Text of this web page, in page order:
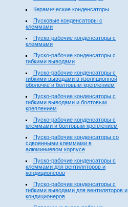
Керамические конденсаторы
Пусковые конденсаторы с
клеммами
Пуско-рабочие конденсаторы с
клеммами
Пуско-рабочие конденсаторы с
гибкими выводами
Пуско-рабочие конденсаторы с
гибкими выводами в изоляционной
оболочке и болтовым креплением
Пуско-рабочие конденсаторы с
гибкими выводами и болтовым
креплением
Пуско-рабочие конденсаторы с
клеммами и болтовым креплением
Пуско-рабочие конденсаторы со
сдвоенными клеммами в
алюминиевом корпусе
Пуско-рабочие конденсаторы с
клеммами для вентиляторов и
кондиционеров
Пуско-рабочие конденсаторы с
гибкими выводами для вентиляторов и
кондиционеров